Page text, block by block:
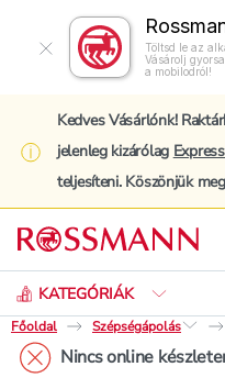
Töltsd le az
Vásárolj
a mobilodról!
Kedves Vásárlónk!
jelenleg kizárólag
teljesíteni. Köszönjük
KATEGÓRIÁK
Keresés
Főoldal
Szépségápolás
Nincs online